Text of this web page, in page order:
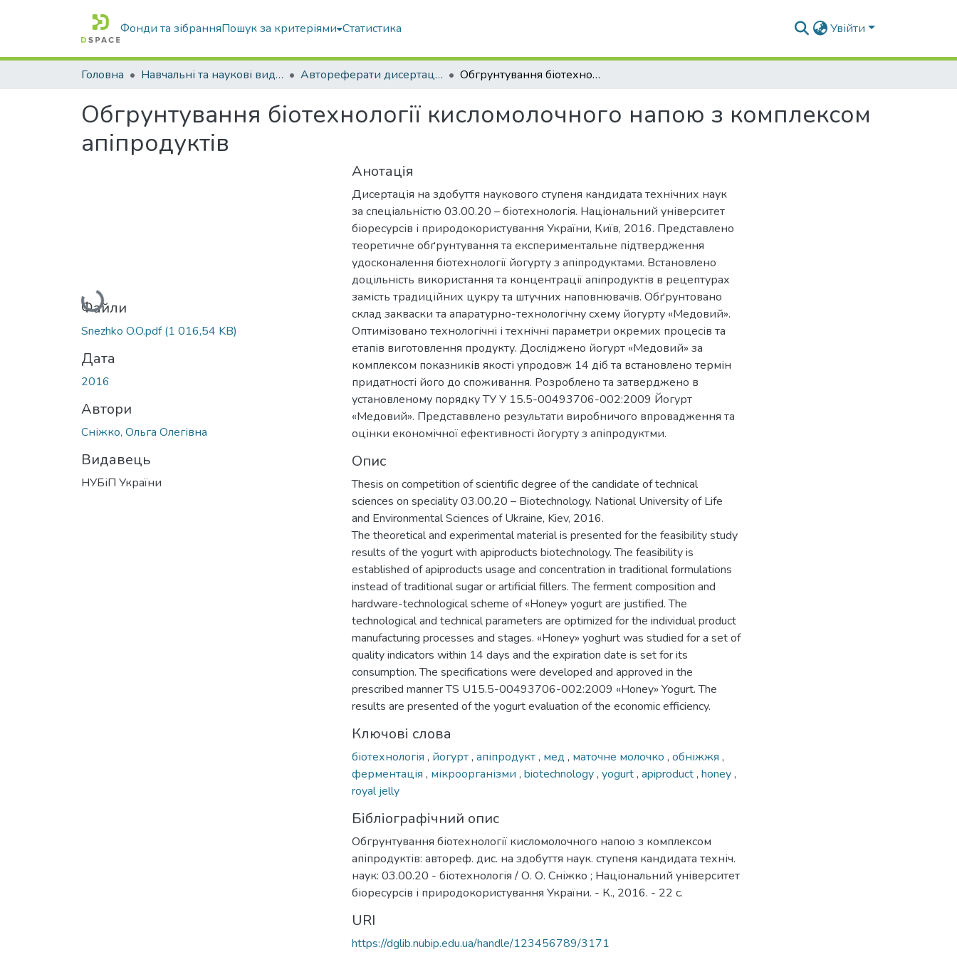
Фонди та зібранняПошук за критеріями Статистика Увійти
Головна Навчальні та наукові видання Автореферати дисертацій та дисертації Обгрунтування біотехнології кисломолочного напою з комплексом апіпродуктів
Обгрунтування біотехнології кисломолочного напою з комплексом
апіпродуктів
Вантажиться...
Файли
Snezhko O.O.pdf(1 016,54 KB)
Дата
2016
Автори
Сніжко, Ольга Олегівна
Видавець
НУБіП України
Анотація
Дисертація на здобуття наукового ступеня кандидата технічних наук
за спеціальністю 03.00.20 – біотехнологія. Національний університет
біоресурсів і природокористування України, Київ, 2016. Представлено
теоретичне обґрунтування та експериментальне підтвердження
удосконалення біотехнології йогурту з апіпродуктами. Встановлено
доцільність використання та концентрації апіпродуктів в рецептурах
замість традиційних цукру та штучних наповнювачів. Обґрунтовано
склад закваски та апаратурно-технологічну схему йогурту «Медовий».
Оптимізовано технологічні і технічні параметри окремих процесів та
етапів виготовлення продукту. Досліджено йогурт «Медовий» за
комплексом показників якості упродовж 14 діб та встановлено термін
придатності його до споживання. Розроблено та затверджено в
установленому порядку ТУ У 15.5-00493706-002:2009 Йогурт
«Медовий». Представвлено результати виробничого впровадження та
оцінки економічної ефективності йогурту з апіпродуктми.
Опис
Thesis on competition of scientific degree of the candidate of technical
sciences on speciality 03.00.20 – Biotechnology. National University of Life
and Environmental Sciences of Ukraine, Kiev, 2016.
The theoretical and experimental material is presented for the feasibility study
results of the yogurt with apiproducts biotechnology. The feasibility is
established of apiproducts usage and concentration in traditional formulations
instead of traditional sugar or artificial fillers. The ferment composition and
hardware-technological scheme of «Honey» yogurt are justified. The
technological and technical parameters are optimized for the individual product
manufacturing processes and stages. «Honey» yoghurt was studied for a set of
quality indicators within 14 days and the expiration date is set for its
consumption. The specifications were developed and approved in the
prescribed manner TS U15.5-00493706-002:2009 «Honey» Yogurt. The
results are presented of the yogurt evaluation of the economic efficiency.
Ключові слова
біотехнологія , йогурт, апіпродукт, мед , маточне молочко , обніжжя ,
ферментація , мікроорганізми , biotechnology, yogurt, apiproduct, honey,
royal jelly
Бібліографічний опис
Обгрунтування біотехнології кисломолочного напою з комплексом
апіпродуктів: автореф. дис. на здобуття наук. ступеня кандидата техніч.
наук: 03.00.20 - біотехнологія / О. О. Сніжко ; Національний університет
біоресурсів і природокористування України. - К., 2016. - 22 с.
URI
https://dglib.nubip.edu.ua/handle/123456789/3171